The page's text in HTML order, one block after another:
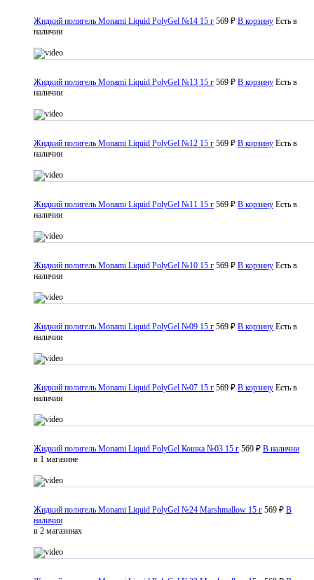
Жидкий полигель Monami Liquid PolyGel №14 15 г 569 ₽ В корзину Есть в
наличии
Жидкий полигель Monami Liquid PolyGel №13 15 г 569 ₽ В корзину Есть в
наличии
Жидкий полигель Monami Liquid PolyGel №12 15 г 569 ₽ В корзину Есть в
наличии
Жидкий полигель Monami Liquid PolyGel №11 15 г 569 ₽ В корзину Есть в
наличии
Жидкий полигель Monami Liquid PolyGel №10 15 г 569 ₽ В корзину Есть в
наличии
Жидкий полигель Monami Liquid PolyGel №09 15 г 569 ₽ В корзину Есть в
наличии
Жидкий полигель Monami Liquid PolyGel №07 15 г 569 ₽ В корзину Есть в
наличии
Жидкий полигель Monami Liquid PolyGel Кошка №03 15 г 569 ₽ В наличии
в 1 магазине
Жидкий полигель Monami Liquid PolyGel №24 Marshmallow 15 г 569 ₽ В
наличии
в 2 магазинах